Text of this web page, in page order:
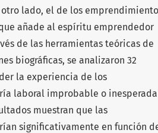
lado, el de los
añade al espíritu emprendedor
de las herramientas teóricas de
biográficas, se analizaron 32
la experiencia de los
laboral improbable o inesperada
muestran que las
significativamente en función